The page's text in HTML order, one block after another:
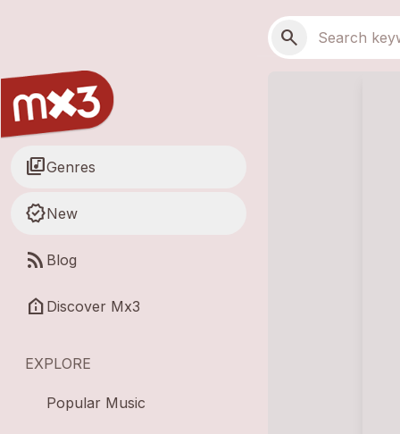
Search
search
library_musicGenres
new_releasesNew
rss_feed Blog
help_clinic Discover Mx3
EXPLORE
Popular Music